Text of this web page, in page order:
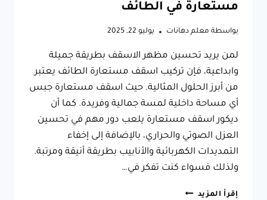
مستعارة في الطائف
بواسطة معلم دهانات يوليو 22, 2025
لمن يريد تحسين مظهر الاسقف بطريقة جميلة
وابداعية، فإن تركيب اسقف مستعارة الطائف يعتبر
من أبرز الحلول المثالية. حيث اسقف مستعارة جبس
أي مساحة داخلية لمسة جمالية وفريدة. كما أن
ديكور اسقف مستعارة يلعب دور مهم في تحسين
العزل الصوتي والحراري، بالإضافة إلى إخفاء
التمديدات الكهربائية والأنابيب بطريقة أنيقة ومرتبة.
ولذلك فسواء كنت تفكر في…
إقرأ المزيد تركيب